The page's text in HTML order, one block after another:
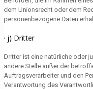
dem Unionsrecht oder dem
personenbezogene Daten
· j) Dritter
Dritter ist eine natürliche oder
andere Stelle außer der
Auftragsverarbeiter und den
Verantwortung des